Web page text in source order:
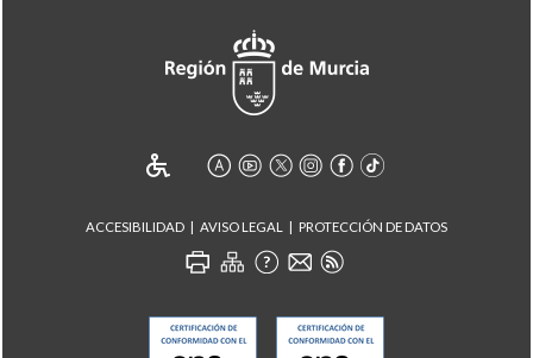
ACCESIBILIDAD AVISO LEGAL PROTECCIÓN DE DATOS